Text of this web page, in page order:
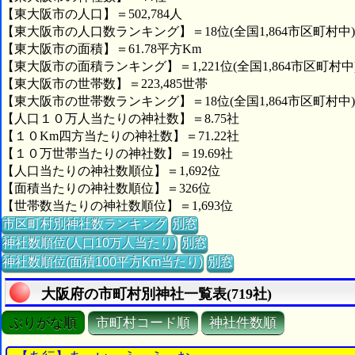
【東大阪市の人口】＝502,784人
【東大阪市の人口数ランキング】＝18位(全国1,864市区町村中)
【東大阪市の面積】＝61.78平方Km
【東大阪市の面積ランキング】＝1,221位(全国1,864市区町村
【東大阪市の世帯数】＝223,485世帯
【東大阪市の世帯数ランキング】＝18位(全国1,864市区町村中)
【人口１０万人当たりの神社数】＝8.75社
【１０Km四方当たりの神社数】＝71.22社
【１０万世帯当たりの神社数】＝19.69社
【人口当たりの神社数順位】＝1,692位
【面積当たりの神社数順位】＝326位
【世帯数当たりの神社数順位】＝1,693位
市区町村別神社数ランキング 別窓
神社数順位(人口10万人当たり) 別窓
神社数順位(面積100平方Km当たり) 別窓
大阪府の市町村別神社一覧表(719社)
ぶりがな順 市町村コード順 神社件数順